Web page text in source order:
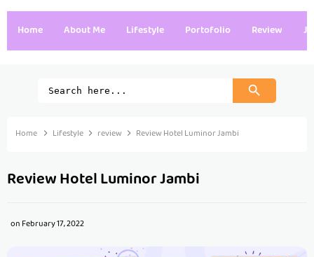
Home About Me Lifestyle Portofolio Review
Home Lifestyle review Review Hotel Luminor Jambi
Review Hotel Luminor Jambi
onFebruary 17, 2022